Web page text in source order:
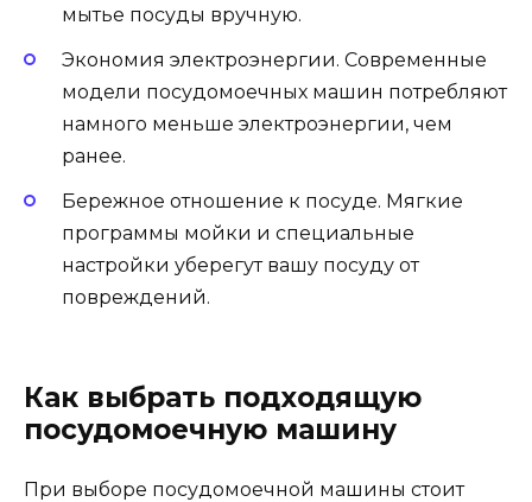
мытье посуды вручную.
Экономия электроэнергии. Современные
модели посудомоечных машин потребляют
намного меньше электроэнергии, чем
ранее.
Бережное отношение к посуде. Мягкие
программы мойки и специальные
настройки уберегут вашу посуду от
повреждений.
Как выбрать подходящую
посудомоечную машину
При выборе посудомоечной машины стоит